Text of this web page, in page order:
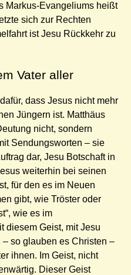
Markus-Evangeliums heißt
sich zur Rechten
ist Jesu Rückkehr zu
Vater aller
dass Jesus nicht mehr
Jüngern ist. Matthäus
nicht, sondern
Sendungsworten – sie
dar, Jesu Botschaft in
weiterhin bei seinen
für den es im Neuen
gibt, wie Tröster oder
wie es im
diesem Geist, mit Jesu
so glauben es Christen –
ihnen. Im Geist, nicht
Dieser Geist